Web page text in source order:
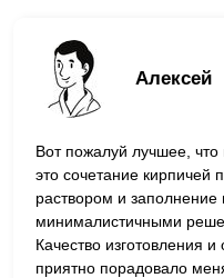
Алексей
Вот пожалуй лучшее,
это сочетание кирпичей
раствором и
минималистичными
Качество изготовления
приятно порадовало